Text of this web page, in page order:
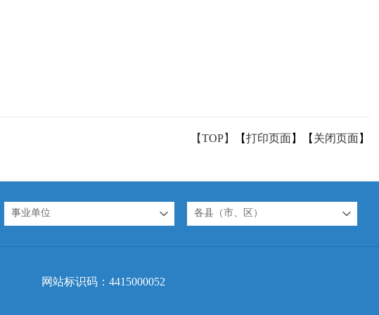
【TOP】 【打印页面】【 关闭页面】
事业单位 各县（市、区）
网站标识码：4415000052